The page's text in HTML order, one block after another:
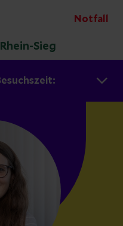
Notfall
Sieg